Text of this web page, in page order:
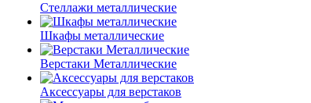
Стеллажи металлические
Шкафы металлические
Верстаки Металлические
Аксессуары для верстаков